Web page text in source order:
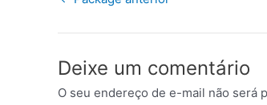
Deixe um comentário
O seu endereço de e-mail não será